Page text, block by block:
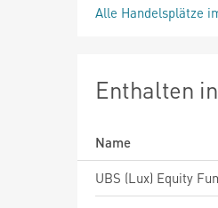
Alle Handelsplätze
Enthalten
Name